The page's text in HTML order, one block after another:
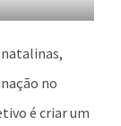
no
é criar um